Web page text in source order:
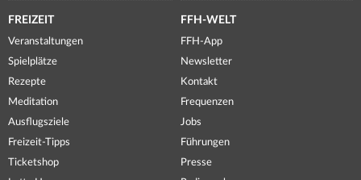
FREIZEIT
Veranstaltungen
Spielplätze
Rezepte
Meditation
Ausflugsziele
Freizeit-Tipps
Ticketshop
FFH-WELT
FFH-App
Newsletter
Kontakt
Frequenzen
Jobs
Führungen
Presse